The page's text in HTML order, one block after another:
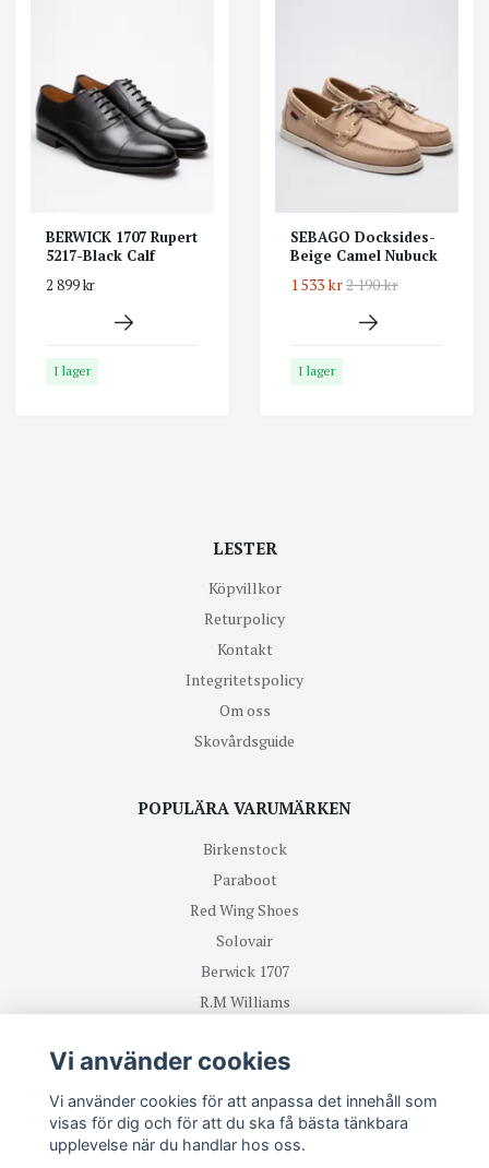
BERWICK 1707 Rupert
5217-Black Calf
2 899 kr
I lager
SEBAGO Docksides-
Beige Camel Nubuck
1 533 kr2 190 kr
I lager
LESTER
Köpvillkor
Returpolicy
Kontakt
Integritetspolicy
Om oss
Skovårdsguide
POPULÄRA VARUMÄRKEN
Birkenstock
Paraboot
Red Wing Shoes
Solovair
Berwick 1707
R.M Williams
TA DEL UTAV NYHETER OCH ERBJUDANDEN FÖRST
Prenumerera
Vi använder cookies
Vi använder cookies för att anpassa det innehåll som
visas för dig och för att du ska få bästa tänkbara
upplevelse när du handlar hos oss.